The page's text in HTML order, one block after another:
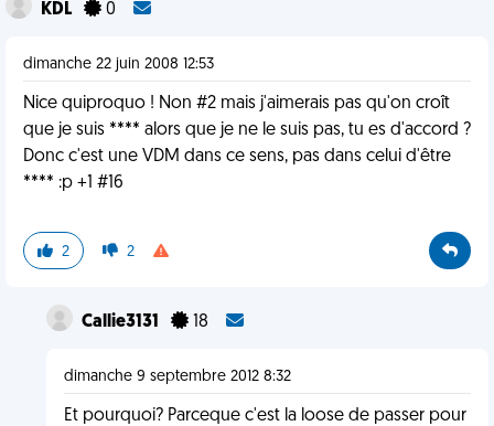
KDL 0
dimanche 22 juin 2008 12:53
Nice quiproquo ! Non #2 mais j'aimerais pas qu'on croît
que je suis **** alors que je ne le suis pas, tu es d'accord ?
Donc c'est une VDM dans ce sens, pas dans celui d'être
**** :p +1 #16
2 2
Callie3131 18
dimanche 9 septembre 2012 8:32
Et pourquoi? Parceque c'est la loose de passer pour